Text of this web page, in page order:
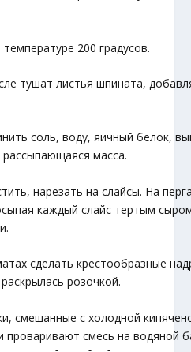
200 градусов.
тушат листья шпината,
соль, воду, яичный белок,
масса.
нарезать на слайсы. На
каждый слайс тертым
сделать крестообразные
розочкой.
смешанные с холодной
проваривают смесь на водяной